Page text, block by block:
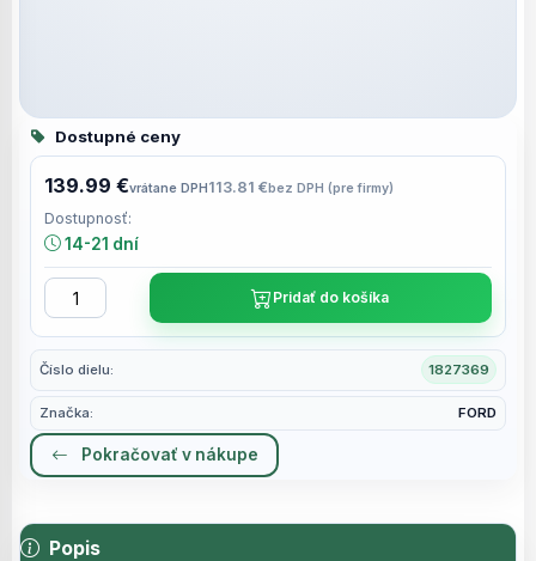
Číslo dielu: 1827369
Značka: FORD
Dostupné ceny
139.99 €vrátane DPH113.81 €bez DPH (pre firmy)
Dostupnosť:
14-21 dní
Pridať do košíka
Pokračovať v nákupe
Popis